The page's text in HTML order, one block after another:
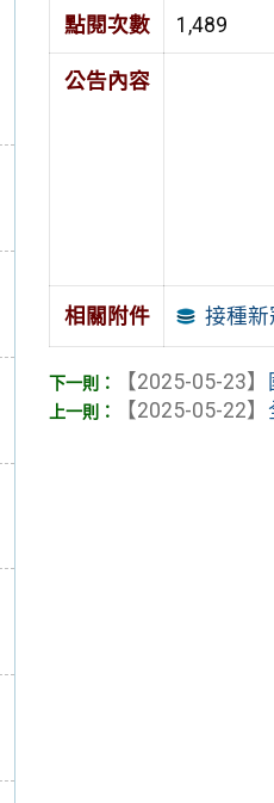
點閱次數 1,489
公告內容
相關附件 接種新
【2025-05-23】
【2025-05-22】